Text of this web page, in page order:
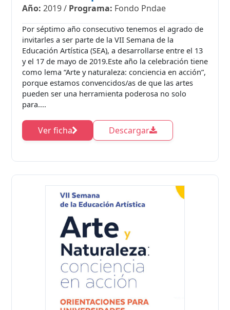
Año: 2019/ Programa: Fondo Pndae
Por séptimo año consecutivo tenemos el agrado de
invitarles a ser parte de la VII Semana de la
Educación Artística (SEA), a desarrollarse entre el 13
y el 17 de mayo de 2019.Este año la celebración tiene
como lema “Arte y naturaleza: conciencia en acción”,
porque estamos convencidos/as de que las artes
pueden ser una herramienta poderosa no solo
para....
Ver ficha Descargar